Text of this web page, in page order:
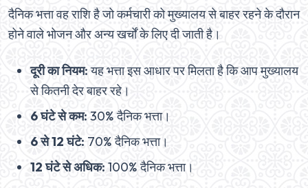
दैनिक भत्ता वह राशि है जो कर्मचारी को मुख्यालय से बाहर रहने के दौरान
होने वाले भोजन और अन्य खर्चों के लिए दी जाती है।
दूरी का नियम:यह भत्ता इस आधार पर मिलता है कि आप मुख्यालय
से कितनी देर बाहर रहे।
6 घंटे से कम: 30% दैनिक भत्ता।
6 से 12 घंटे: 70% दैनिक भत्ता।
12 घंटे से अधिक: 100% दैनिक भत्ता।